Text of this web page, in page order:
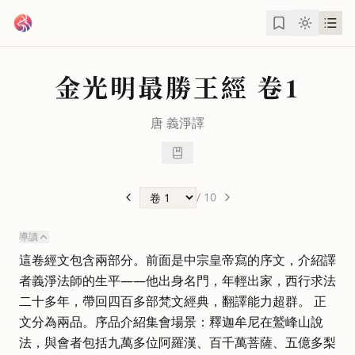
金光明最勝王經 卷1
唐義淨譯
/ 10
導讀
這卷經文包含兩部分。前面是中宗皇帝寫的序文，介紹譯
者義淨法師的生平——他出身名門，年輕出家，西行求法
二十多年，帶回四百多部梵文經典，翻譯能力超群。 正
文分為兩品。序品介紹集會場景：釋迦牟尼在鷲峰山說
法，與會者包括九萬多位阿羅漢、百千萬菩薩、五億多梨